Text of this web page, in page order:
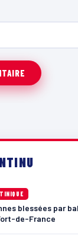
blessées par
de-France